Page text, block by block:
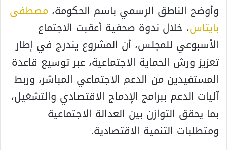
وأوضح الناطق الرسمي باسم الحكومة، مصطفى
بايتاس، خلال ندوة صحفية أعقبت الاجتماع
الأسبوعي للمجلس، أن المشروع يندرج في إطار
تعزيز ورش الحماية الاجتماعية، عبر توسيع قاعدة
المستفيدين من الدعم الاجتماعي المباشر، وربط
آليات الدعم ببرامج الإدماج الاقتصادي والتشغيل،
بما يحقق التوازن بين العدالة الاجتماعية
ومتطلبات التنمية الاقتصادية.